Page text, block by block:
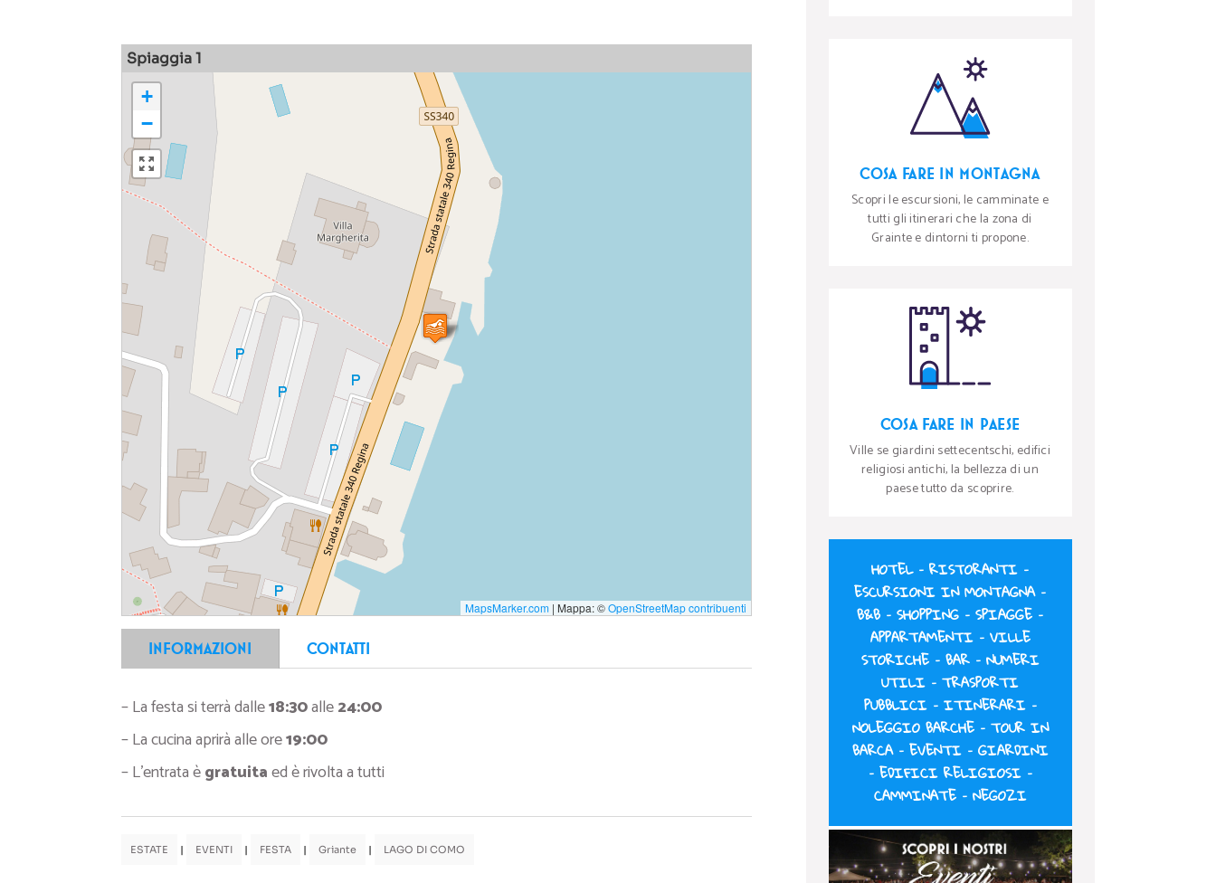
Spiaggia 1
+
−
MapsMarker.com | Mappa: ©OpenStreetMap contribuenti
INFORMAZIONI CONTATTI
– La festa si terrà dalle18:30alle24:00
– La cucina aprirà alle ore19:00
– L’entrata ègratuitaed è rivolta a tutti
ESTATE | EVENTI | FESTA | Griante | LAGO DI COMO
COSA FARE IN MONTAGNA
Scopri le escursioni, le camminate e
tutti gli itinerari che la zona di
Grainte e dintorni ti propone.
COSA FARE IN PAESE
Ville se giardini settecentschi, edifici
religiosi antichi, la bellezza di un
paese tutto da scoprire.
HOTEL–RISTORANTI –
ESCURSIONI IN MONTAGNA–
B&B–SHOPPING –SPIAGGE –
APPARTAMENTI– VILLE
STORICHE– BAR– NUMERI
UTILI –TRASPORTI
PUBBLICI– ITINERARI–
NOLEGGIO BARCHE– TOUR IN
BARCA– EVENTI– GIARDINI
– EDIFICI RELIGIOSI–
CAMMINATE– NEGOZI